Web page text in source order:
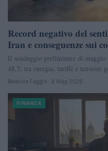
Record negativo del
Iran e conseguenze sui
Il sondaggio preliminare di maggio
48,2; tra energia, tariffe e tensioni
Beatrice Faggin · 8 Mag 2026
FINANZA